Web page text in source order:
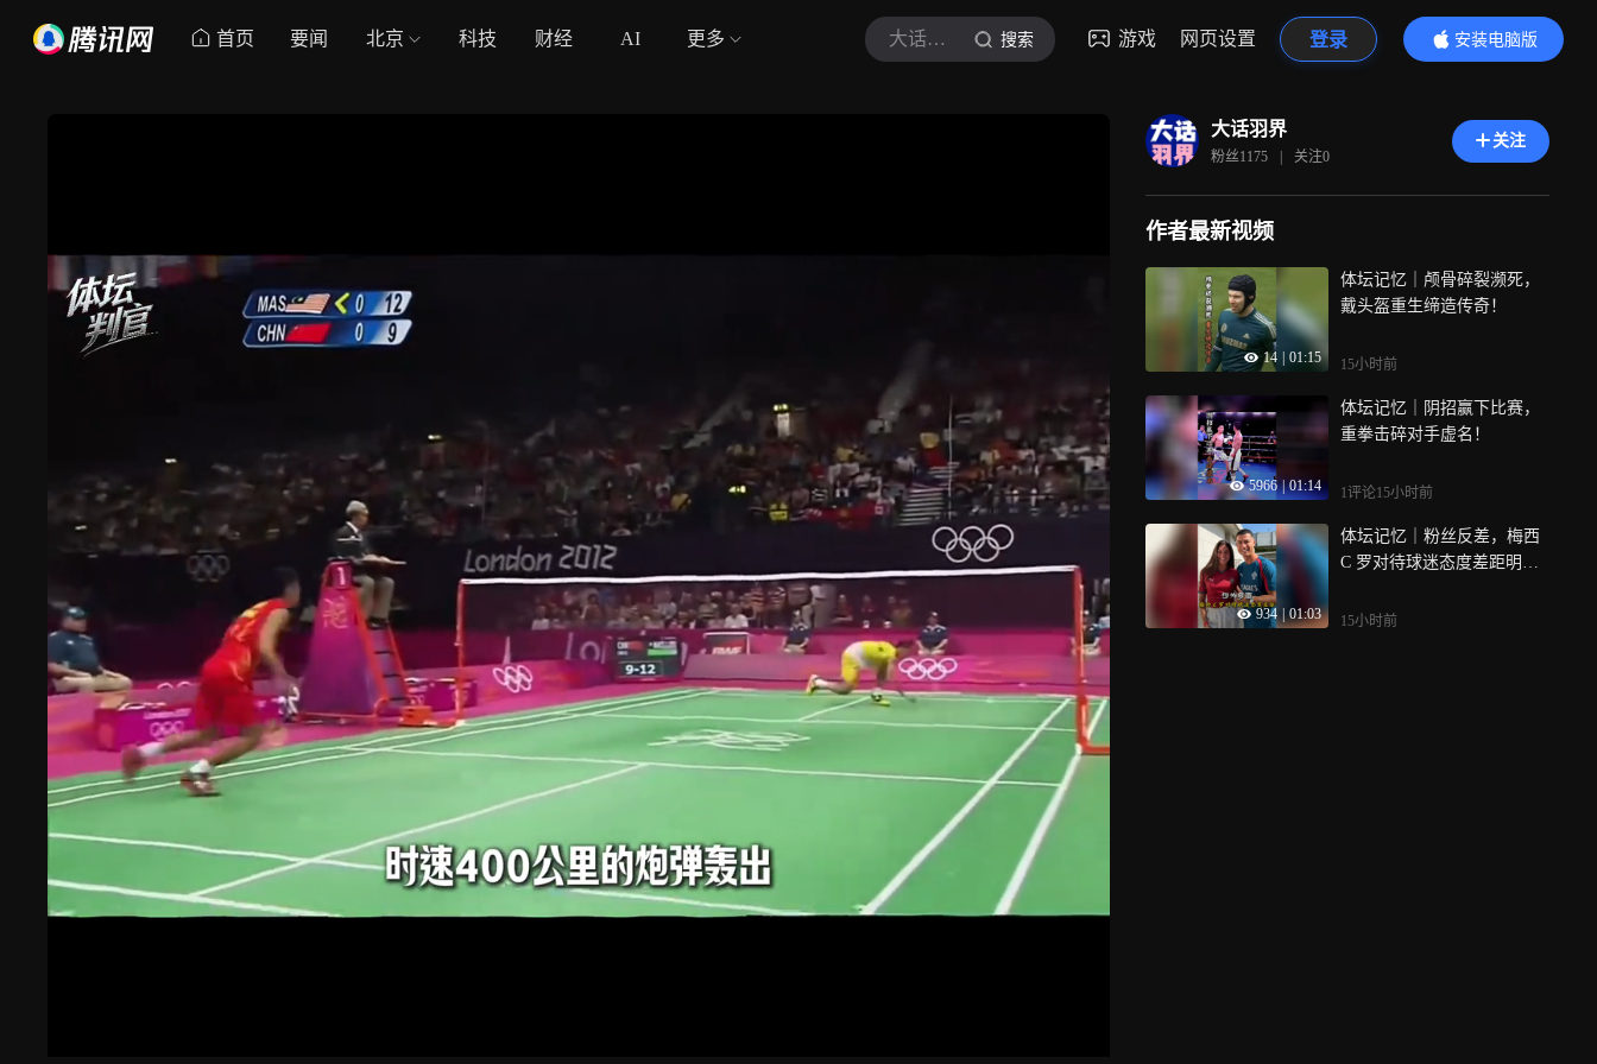
首页 要闻 北京 科技 财经 AI 更多 大话羽界 搜索 游戏 网页设置 登录
安装电脑版
内容更精彩
大话羽界
粉丝1175 | 关注0
关注
作者最新视频
14 01:15
体坛记忆｜颅骨碎裂濒死，
戴头盔重生缔造传奇！
15小时前
5966 | 01:14
体坛记忆｜阴招赢下比赛，
重拳击碎对手虚名！
1评论15小时前
934 01:03
体坛记忆｜粉丝反差，梅西
C 罗对待球迷态度差距明
尊重
15小时前